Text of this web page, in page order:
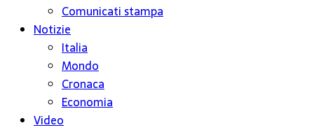
Comunicati stampa
Notizie
Italia
Mondo
Cronaca
Economia
Video